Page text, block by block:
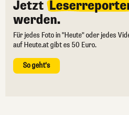
Jetzt
werden.
Für jedes Foto in "Heute" oder jedes
auf Heute.at gibt es 50 Euro.
So geht's